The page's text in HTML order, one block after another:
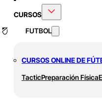
CURSOS
FUTBOL
CURSOS ONLINE DE
TacticPreparación Física